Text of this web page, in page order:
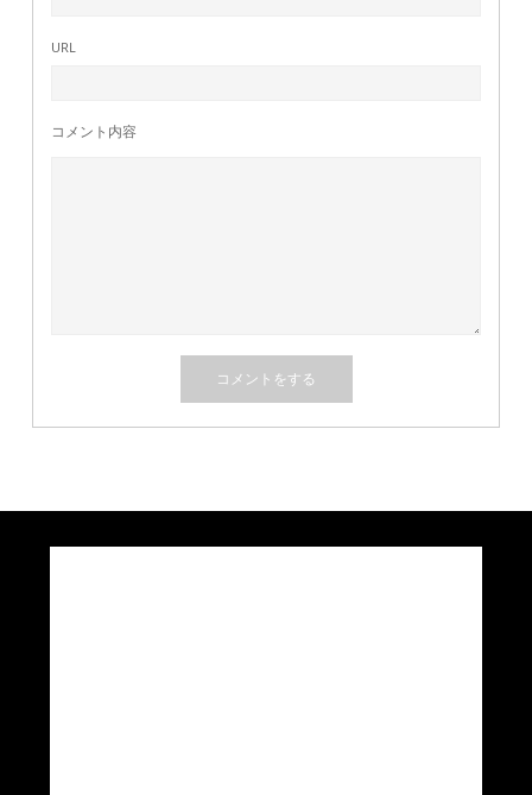
URL
コメント内容